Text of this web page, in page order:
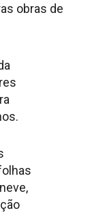
obras de